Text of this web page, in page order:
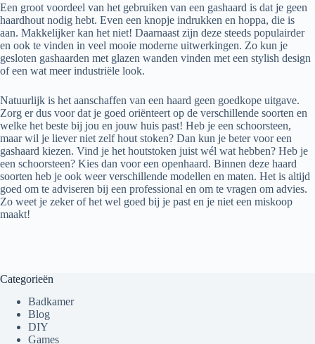
Een groot voordeel van het gebruiken van een gashaard is dat je geen
haardhout nodig hebt. Even een knopje indrukken en hoppa, die is
aan. Makkelijker kan het niet! Daarnaast zijn deze steeds populairder
en ook te vinden in veel mooie moderne uitwerkingen. Zo kun je
gesloten gashaarden met glazen wanden vinden met een stylish design
of een wat meer industriële look.
Natuurlijk is het aanschaffen van een haard geen goedkope uitgave.
Zorg er dus voor dat je goed oriënteert op de verschillende soorten en
welke het beste bij jou en jouw huis past! Heb je een schoorsteen,
maar wil je liever niet zelf hout stoken? Dan kun je beter voor een
gashaard kiezen. Vind je het houtstoken juist wél wat hebben? Heb je
een schoorsteen? Kies dan voor een openhaard. Binnen deze haard
soorten heb je ook weer verschillende modellen en maten. Het is altijd
goed om te adviseren bij een professional en om te vragen om advies.
Zo weet je zeker of het wel goed bij je past en je niet een miskoop
maakt!
Categorieën
Badkamer
Blog
DIY
Games